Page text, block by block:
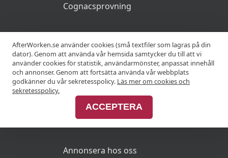
Cognacsprovning
KRÖGARE
Anslut din restaurang
Annonsera hos oss
AfterWorken.se använder cookies (små textfiler som lagras på din
dator). Genom att använda vår hemsida samtycker du till att vi
använder cookies för statistik, användarmönster, anpassat innehåll
och annonser. Genom att fortsätta använda vår webbplats
godkänner du vår sekretesspolicy. Läs mer om cookies och
sekretesspolicy.
ACCEPTERA